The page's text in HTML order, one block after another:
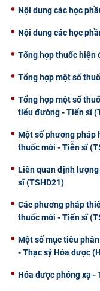
Nội dung các học
Nội dung các học
Tổng hợp thuốc hiện
Tổng hợp một số
Tổng hợp một số
tiểu đường - Tiến sĩ
Một số phương pháp
thuốc mới - Tiễn sĩ
Liên quan định
sĩ (TSHD21)
Các phương pháp
thuốc mới - Tiến sĩ
Một số mục tiêu
- Thạc sỹ Hóa dược
Hóa dược phóng xạ -